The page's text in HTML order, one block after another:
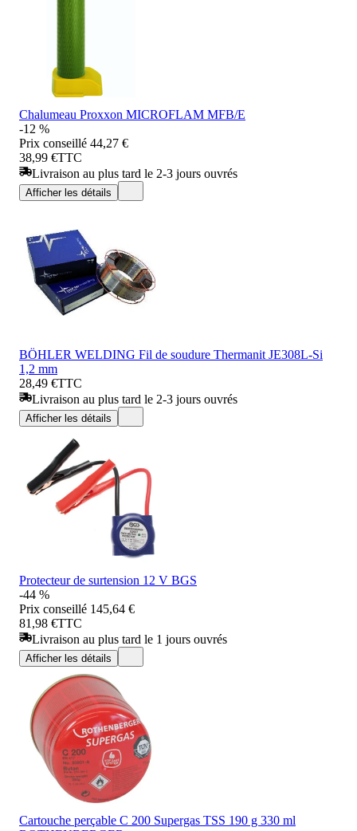
Chalumeau Proxxon MICROFLAM MFB/E
-12 %
Prix conseillé 44,27 €
38,99 €TTC
Livraison au plus tard le 2-3 jours ouvrés
Afficher les détails
BÖHLER WELDING Fil de soudure Thermanit JE308L-Si
1,2 mm
28,49 €TTC
Livraison au plus tard le 2-3 jours ouvrés
Afficher les détails
Protecteur de surtension 12 V BGS
-44 %
Prix conseillé 145,64 €
81,98 €TTC
Livraison au plus tard le 1 jours ouvrés
Afficher les détails
Cartouche perçable C 200 Supergas TSS 190 g 330 ml